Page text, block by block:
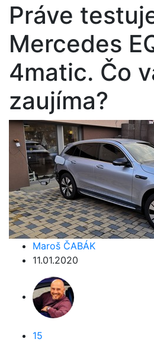
Práve
Mercedes
4matic. Čo
zaujíma?
Maroš ČABÁK
11.01.2020
15